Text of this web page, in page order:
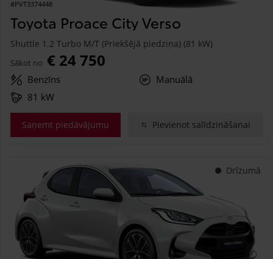
#PVT3374448
Toyota Proace City Verso
Shuttle 1.2 Turbo M/T (Priekšējā piedziņa) (81 kW)
Sākot no € 24 750
Benzīns
Manuālā
81 kW
Saņemt piedāvājumu Pievienot salīdzināšanai
Drīzumā